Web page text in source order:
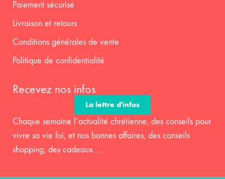
Paiement sécurisé
Livraison et retours
Conditions générales de vente
Politique de confidentialité
Recevez nos infos
La lettre d'infos
Chaque semaine l’actualité chrétienne, des conseils pour
vivre sa vie foi, et nos bonnes affaires, des conseils
shopping, des cadeaux….